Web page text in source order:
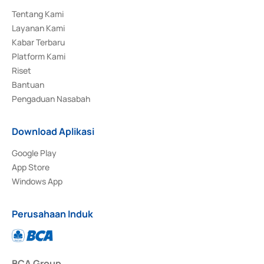
Tentang Kami
Layanan Kami
Kabar Terbaru
Platform Kami
Riset
Bantuan
Pengaduan Nasabah
Download Aplikasi
Google Play
App Store
Windows App
Perusahaan Induk